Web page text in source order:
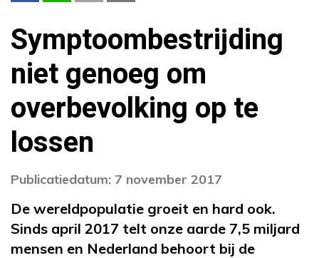
Symptoombestrijding
niet genoeg om
overbevolking op te
lossen
Publicatiedatum: 7 november 2017
De wereldpopulatie groeit en hard ook.
Sinds april 2017 telt onze aarde 7,5 miljard
mensen en Nederland behoort bij de